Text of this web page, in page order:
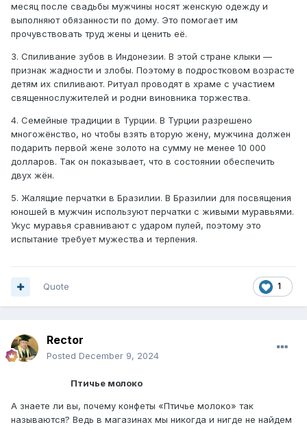
месяц после свадьбы мужчины носят женскую одежду и
выполняют обязанности по дому. Это помогает им
прочувствовать труд жены и ценить её.
3. Спиливание зубов в Индонезии. В этой стране клыки —
признак жадности и злобы. Поэтому в подростковом возрасте
детям их спиливают. Ритуал проводят в храме с участием
священнослужителей и родни виновника торжества.
4. Семейные традиции в Турции. В Турции разрешено
многожёнство, но чтобы взять вторую жену, мужчина должен
подарить первой жене золото на сумму не менее 10 000
долларов. Так он показывает, что в состоянии обеспечить
двух жён.
5. Жалящие перчатки в Бразилии. В Бразилии для посвящения
юношей в мужчин используют перчатки с живыми муравьями.
Укус муравья сравнивают с ударом пулей, поэтому это
испытание требует мужества и терпения.
1
Quote
Rector
Posted December 9, 2024
Птичье молоко
А знаете ли вы, почему конфеты «Птичье молоко» так
называются? Ведь в магазинах мы никогда и нигде не найдем